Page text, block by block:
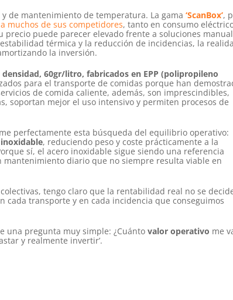
de mantenimiento de temperatura. La gama ‘ScanBox’,
muchos de sus competidores, tanto en consumo
puede parecer elevado frente a soluciones
térmica y la reducción de incidencias, la
la inversión.
60gr/litro, fabricados en EPP (polipropileno
para el transporte de comidas porque han
de comida caliente, además, son imprescindibles,
soportan mejor el uso intensivo y permiten procesos de
perfectamente esta búsqueda del equilibrio operativo:
, reduciendo peso y coste prácticamente a la
sí, el acero inoxidable sigue siendo una referencia
diario que no siempre resulta viable en
tengo claro que la rentabilidad real no se
cada transporte y en cada incidencia que conseguimos
una pregunta muy simple: ¿Cuánto valor operativo me
y realmente invertir’.